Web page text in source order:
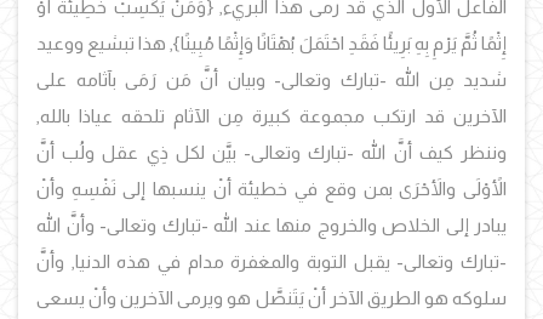
الفاعل الأول الذي قد رمى هذا البريء,{وَمَنْ يَكْسِبْ خَطِيئَةً أَوْ
إِثْمًا ثُمَّ يَرْمِ بِهِ بَرِيئًا فَقَدِ احْتَمَلَ بُهْتَانًا وَإِثْمًا مُبِينًا}, هذا تبشيع ووعيد
شديد مِن الله -تبارك وتعالى- وبيان أنَّ مَن رَمَى بآثامه على
الآخرين قد ارتكب مجموعة كبيرة مِن الآثام تلحقه عياذا بالله,
وننظر كيف أنَّ الله -تبارك وتعالى- بيَّن لكل ذِي عقل ولُب أنَّ
الأًوْلَى والأَحْرَى بمن وقع في خطيئة أنْ ينسبها إلى نَفْسِهِ وأنْ
يبادر إلى الخلاص والخروج منها عند الله -تبارك وتعالى- وأنَّ الله
-تبارك وتعالى- يقبل التوبة والمغفرة مدام في هذه الدنيا, وأنَّ
سلوكه هو الطريق الآخر أنْ يَتَنصَّل هو ويرمى الآخرين وأنْ يسعى